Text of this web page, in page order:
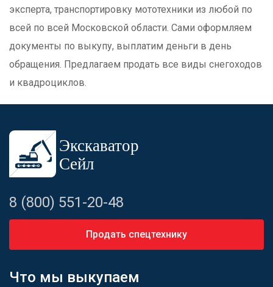
эксперта, транспортировку мототехники из любой по
всей по всей Московской области. Сами оформляем
документы по выкупу, выплатим деньги в день
обращения. Предлагаем продать все виды снегоходов
и квадроциклов.
8 (800) 551-20-48
Продать спецтехнику
Что мы выкупаем